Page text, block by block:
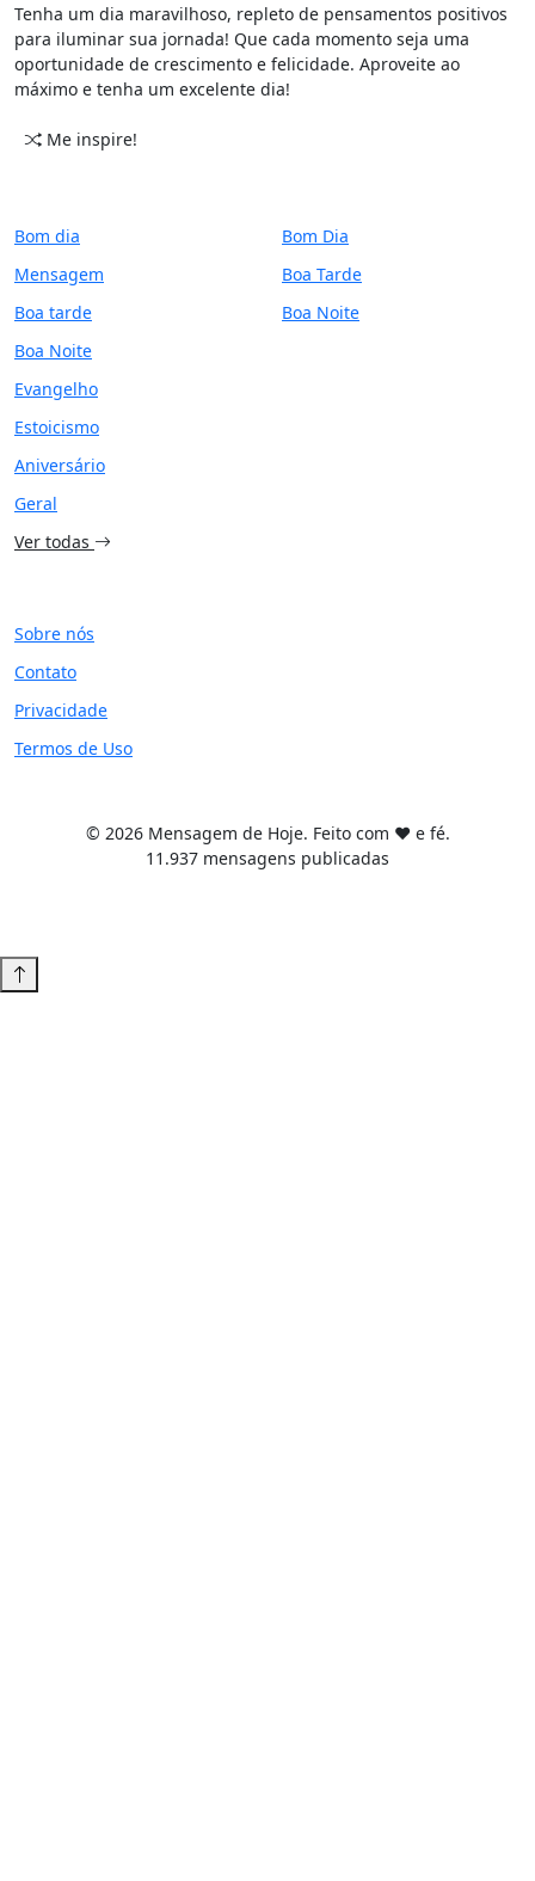
Tenha um dia maravilhoso, repleto de pensamentos positivos
para iluminar sua jornada! Que cada momento seja uma
oportunidade de crescimento e felicidade. Aproveite ao
máximo e tenha um excelente dia!
Me inspire!
Bom dia
Mensagem
Boa tarde
Boa Noite
Evangelho
Estoicismo
Aniversário
Geral
Ver todas
Bom Dia
Boa Tarde
Boa Noite
Sobre nós
Contato
Privacidade
Termos de Uso
© 2026 Mensagem de Hoje. Feito com ❤️ e fé.
11.937 mensagens publicadas